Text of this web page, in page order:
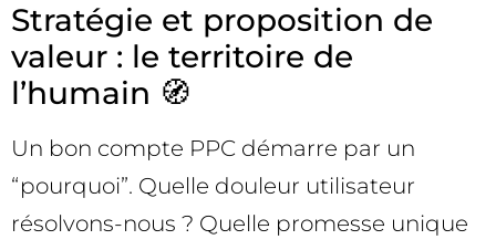
Stratégie et proposition de
valeur : le territoire de
l’humain 🧭
Un bon compte PPC démarre par un
“pourquoi”. Quelle douleur utilisateur
résolvons-nous ? Quelle promesse unique